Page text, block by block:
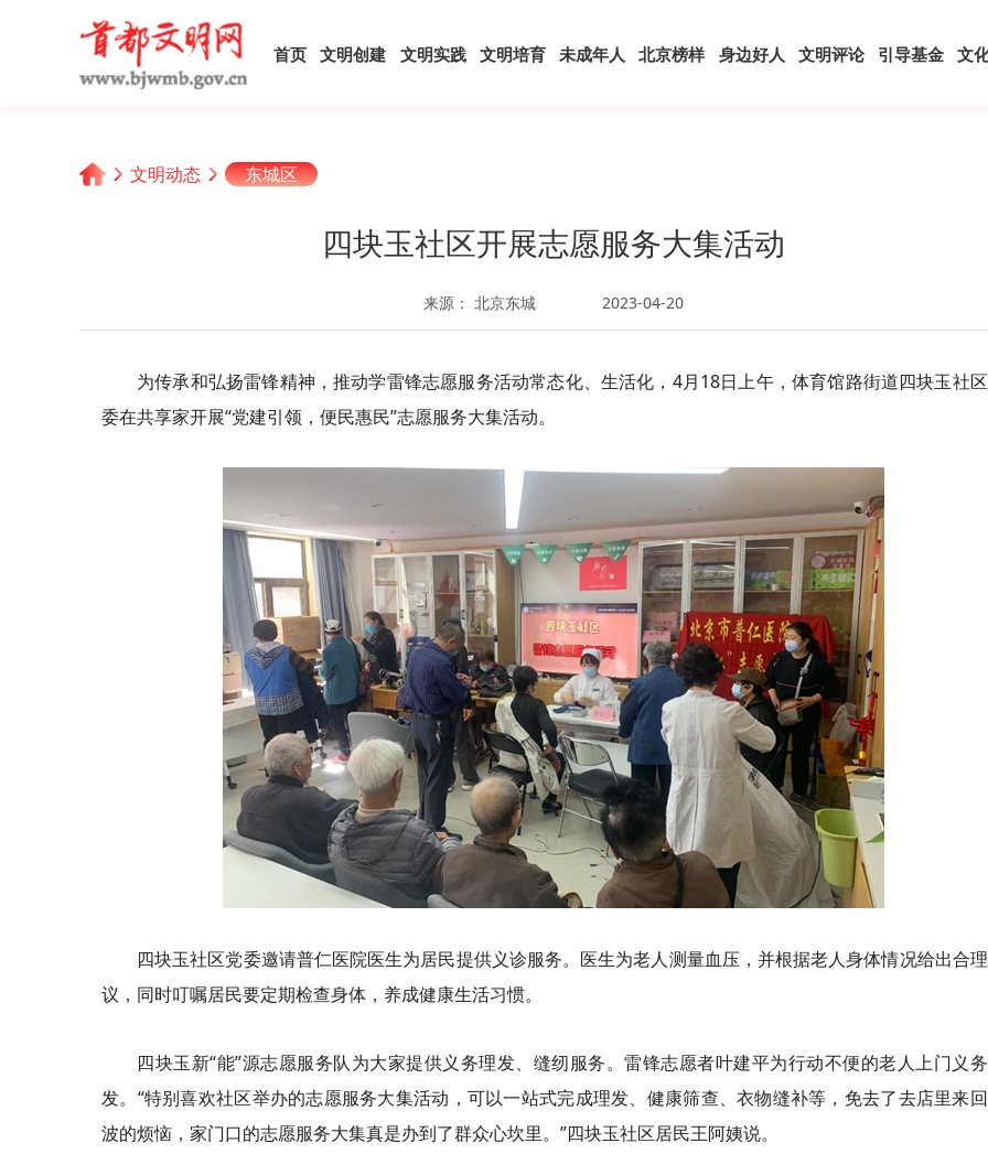
首页 文明创建 文明实践 文明培育 未成年人 北京榜样 身边好人 文明评论 引导基金 文
文明动态 东城区
四块玉社区开展志愿服务大集活动
来源： 北京东城 2023-04-20
为传承和弘扬雷锋精神，推动学雷锋志愿服务活动常态化、生活化，4月18日上午，体育馆路街道四块玉社
委在共享家开展“党建引领，便民惠民”志愿服务大集活动。
四块玉社区党委邀请普仁医院医生为居民提供义诊服务。医生为老人测量血压，并根据老人身体情况给出合
议，同时叮嘱居民要定期检查身体，养成健康生活习惯。
四块玉新“能”源志愿服务队为大家提供义务理发、缝纫服务。雷锋志愿者叶建平为行动不便的老人上门义
发。“特别喜欢社区举办的志愿服务大集活动，可以一站式完成理发、健康筛查、衣物缝补等，免去了去店里来
波的烦恼，家门口的志愿服务大集真是办到了群众心坎里。”四块玉社区居民王阿姨说。